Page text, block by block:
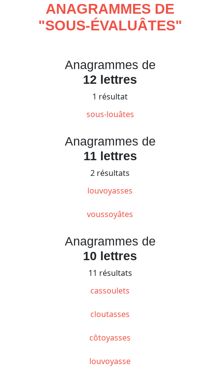
ANAGRAMMES DE
"SOUS-ÉVALUÂTES"
Anagrammes de
12 lettres
1 résultat
sous-louâtes
Anagrammes de
11 lettres
2 résultats
louvoyasses
voussoyâtes
Anagrammes de
10 lettres
11 résultats
cassoulets
cloutasses
côtoyasses
louvoyasse